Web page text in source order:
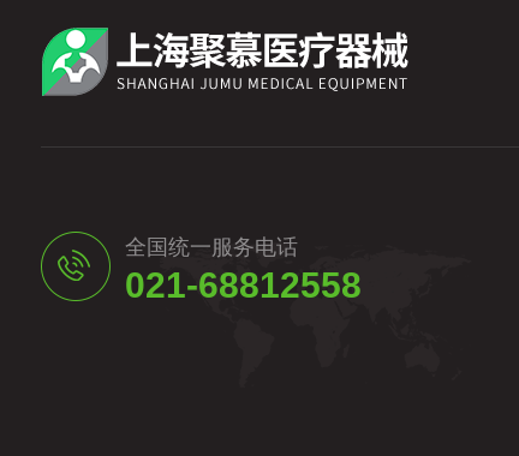
全国统一服务电话
021-68812558